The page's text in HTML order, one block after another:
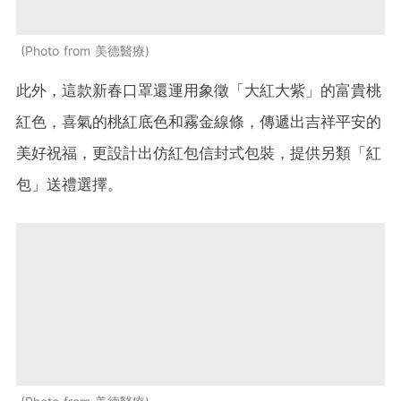
Photo from 美德醫療
此外，這款新春口罩還運用象徵「大紅大紫」的富貴桃
紅色，喜氣的桃紅底色和霧金線條，傳遞出吉祥平安的
美好祝福，更設計出仿紅包信封式包裝，提供另類「紅
包」送禮選擇。